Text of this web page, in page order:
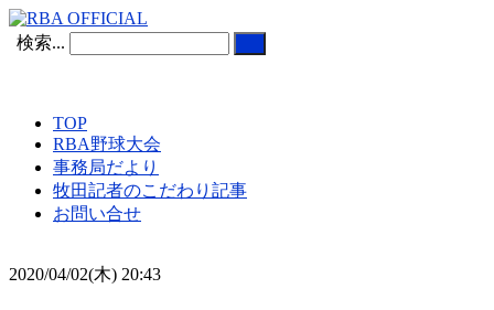
検索...
TOP
RBA野球大会
事務局だより
牧田記者のこだわり記事
お問い合せ
2020/04/02(木) 20:43